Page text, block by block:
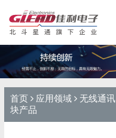
首页 应用领域 无线通讯
块产品